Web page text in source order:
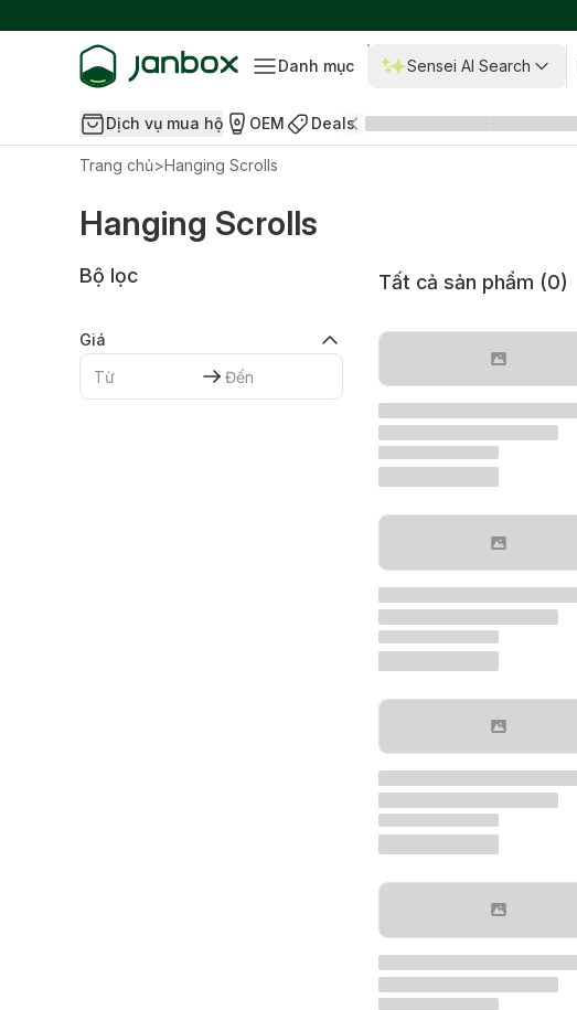
Danh mục Sensei AI Search
Dịch vụ mua hộ OEM Deals
Trang chủ>Hanging Scrolls
Hanging Scrolls
Bộ lọc
Giá
Tất cả sản phẩm (0)